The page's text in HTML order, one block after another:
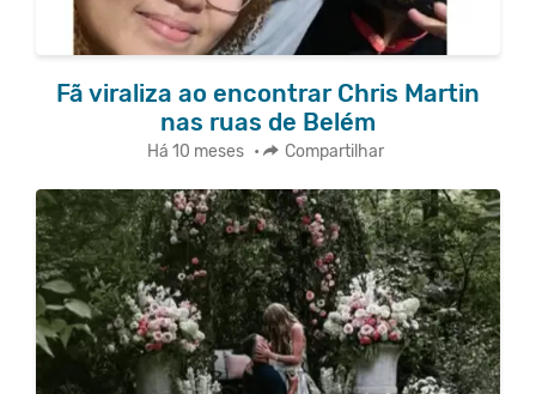
Fã viraliza ao encontrar Chris Martin
nas ruas de Belém
Há 10 meses • Compartilhar